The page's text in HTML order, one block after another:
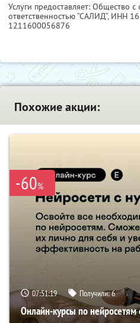
Услуги предоставляет: Общество
ответственностью “САЛИД”, ИНН
1211600056876
Похожие акции:
-60%
07:51:18 Получили:6
Онлайн-курсы по